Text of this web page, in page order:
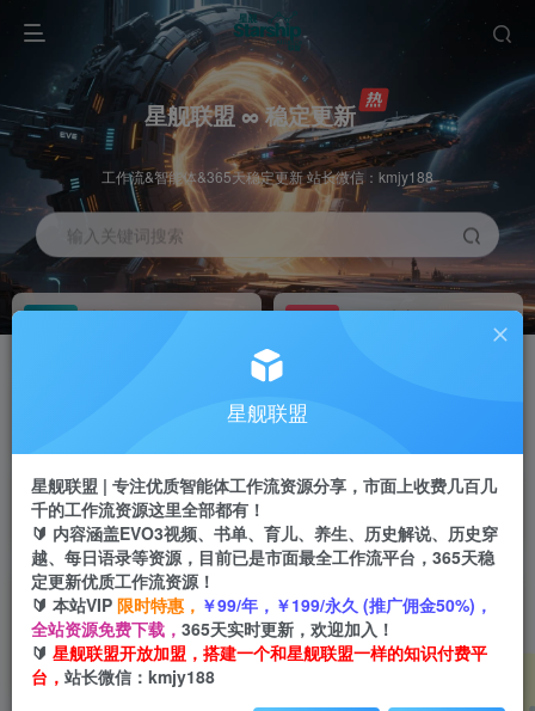
星舰联盟 ∞ 稳定更新
工作流&智能体&365天稳定更新 站长微信：kmjy188
输入关键词搜索
加入会员 工作流主页
每周免费工作流体验
站长招募
推荐
项目周期预估10年
星舰联盟
星舰联盟 | 专注优质智能体工作流资源分享，市面上收费几百几
千的工作流资源这里全部都有！
🔰 内容涵盖EVO3视频、书单、育儿、养生、历史解说、历史穿
越、每日语录等资源，目前已是市面最全工作流平台，365天稳
定更新优质工作流资源！
🔰 本站VIP 限时特惠， ￥99/年，￥199/永久 (推广佣金50%)，
全站资源免费下载， 365天实时更新，欢迎加入！
🔰 星舰联盟开放加盟，搭建一个和星舰联盟一样的知识付费平
台， 站长微信：kmjy188